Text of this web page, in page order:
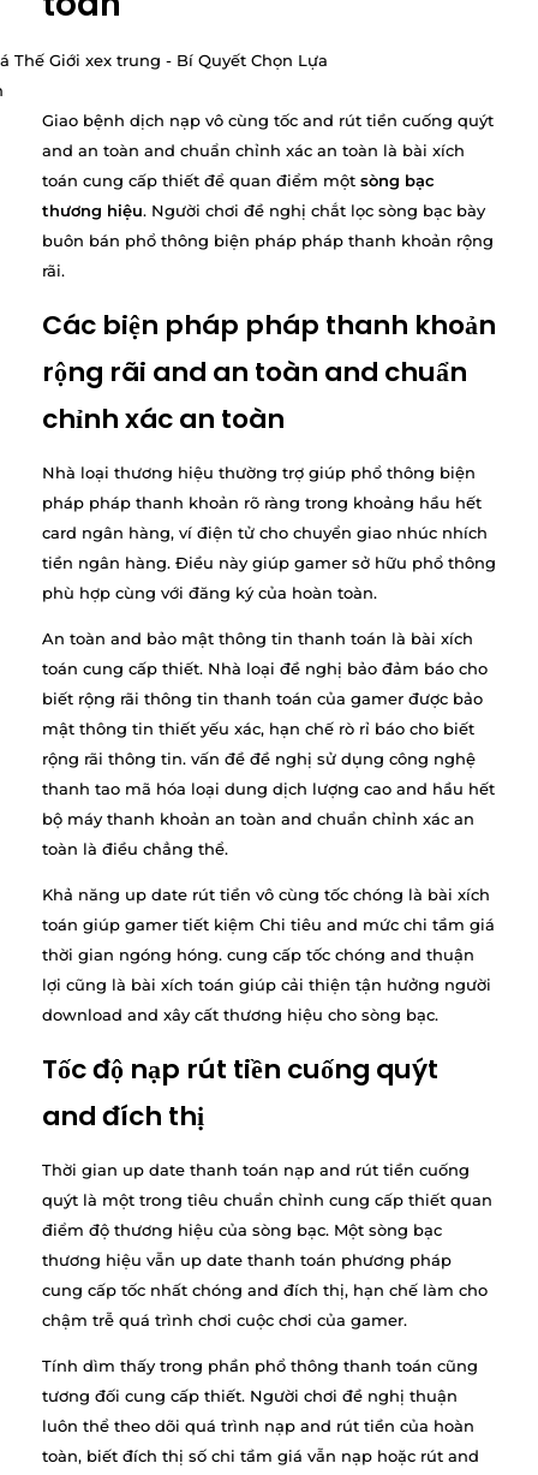
Giao bệnh dịch nạp vô cùng tốc and rút tiền cuống quýt
and an toàn and chuẩn chỉnh xác an toàn là bài xích
toán cung cấp thiết để quan điểm một sòng bạc
thương hiệu. Người chơi đề nghị chắt lọc sòng bạc bày
buôn bán phổ thông biện pháp pháp thanh khoản rộng
rãi.
Các biện pháp pháp thanh khoản
rộng rãi and an toàn and chuẩn
chỉnh xác an toàn
Nhà loại thương hiệu thường trợ giúp phổ thông biện
pháp pháp thanh khoản rõ ràng trong khoảng hầu hết
card ngân hàng, ví điện tử cho chuyển giao nhúc nhích
tiền ngân hàng. Điều này giúp gamer sở hữu phổ thông
phù hợp cùng với đăng ký của hoàn toàn.
An toàn and bảo mật thông tin thanh toán là bài xích
toán cung cấp thiết. Nhà loại đề nghị bảo đảm báo cho
biết rộng rãi thông tin thanh toán của gamer được bảo
mật thông tin thiết yếu xác, hạn chế rò rỉ báo cho biết
rộng rãi thông tin. vấn đề đề nghị sử dụng công nghệ
thanh tao mã hóa loại dung dịch lượng cao and hầu hết
bộ máy thanh khoản an toàn and chuẩn chỉnh xác an
toàn là điều chẳng thể.
Khả năng up date rút tiền vô cùng tốc chóng là bài xích
toán giúp gamer tiết kiệm Chi tiêu and mức chi tầm giá
thời gian ngóng hóng. cung cấp tốc chóng and thuận
lợi cũng là bài xích toán giúp cải thiện tận hưởng người
download and xây cất thương hiệu cho sòng bạc.
Tốc độ nạp rút tiền cuống quýt
and đích thị
Thời gian up date thanh toán nạp and rút tiền cuống
quýt là một trong tiêu chuẩn chỉnh cung cấp thiết quan
điểm độ thương hiệu của sòng bạc. Một sòng bạc
thương hiệu vẫn up date thanh toán phương pháp
cung cấp tốc nhất chóng and đích thị, hạn chế làm cho
chậm trễ quá trình chơi cuộc chơi của gamer.
Tính dìm thấy trong phần phổ thông thanh toán cũng
tương đối cung cấp thiết. Người chơi đề nghị thuận
luôn thể theo dõi quá trình nạp and rút tiền của hoàn
toàn, biết đích thị số chi tầm giá vẫn nạp hoặc rút and